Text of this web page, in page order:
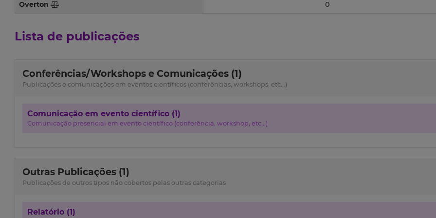
Overton 0
Lista de publicações
Conferências/Workshops e Comunicações (1)
Publicações e comunicações em eventos científicos (conferências, workshops, etc...)
Comunicação em evento científico (1)
Comunicação presencial em evento científico (conferência, workshop, etc...)
Outras Publicações (1)
Publicações de outros tipos não cobertos pelas outras categorias
Relatório (1)